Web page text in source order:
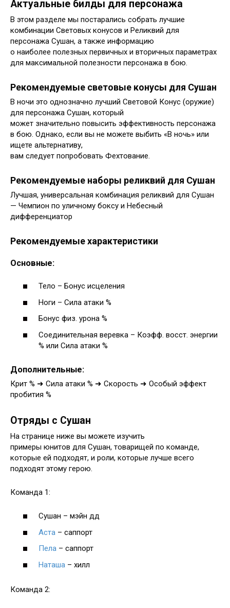
Актуальные билды для персонажа
В этом разделе мы постарались собрать лучшие
комбинации Световых конусов и Реликвий для
персонажа Сушан, а также информацию
о наиболее полезных первичных и вторичных параметрах
для максимальной полезности персонажа в бою.
Рекомендуемые световые конусы для Сушан
В ночи это однозначно лучший Световой Конус (оружие)
для персонажа Сушан, который
может значительно повысить эффективность персонажа
в бою. Однако, если вы не можете выбить «В ночь» или
ищете альтернативу,
вам следует попробовать Фехтование.
Рекомендуемые наборы реликвий для Сушан
Лучшая, универсальная комбинация реликвий для Сушан
— Чемпион по уличному боксу и Небесный
дифференциатор
Рекомендуемые характеристики
Основные:
Тело – Бонус исцеления
Ноги – Сила атаки %
Бонус физ. урона %
Соединительная веревка – Коэфф. восст. энергии
% или Сила атаки %
Дополнительные:
Крит % ➜ Сила атаки % ➜ Скорость ➜ Особый эффект
пробития %
Отряды с Сушан
На странице ниже вы можете изучить
примеры юнитов для Сушан, товарищей по команде,
которые ей подходят, и роли, которые лучше всего
подходят этому герою.
Команда 1:
Сушан – мэйн дд
Аста – саппорт
Пела – саппорт
Наташа – хилл
Команда 2: